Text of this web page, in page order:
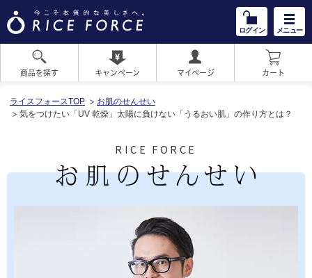
ログイン メニュー
商品を探す キャンペーン マイページ カート
ライスフォースTOP
お肌のせんせい
気をつけたい「UV 乾燥」太陽に負けない「うるおい肌」の作り方とは？
RICE FORCE